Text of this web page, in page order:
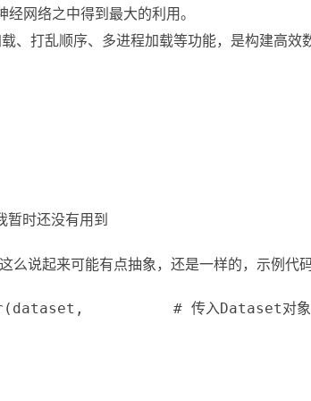
网络之中得到最大的利用。
打乱顺序、多进程加载等功能，是构建高
暂时还没有用到
么说起来可能有点抽象，还是一样的，示例代
# 传入Dataset对象